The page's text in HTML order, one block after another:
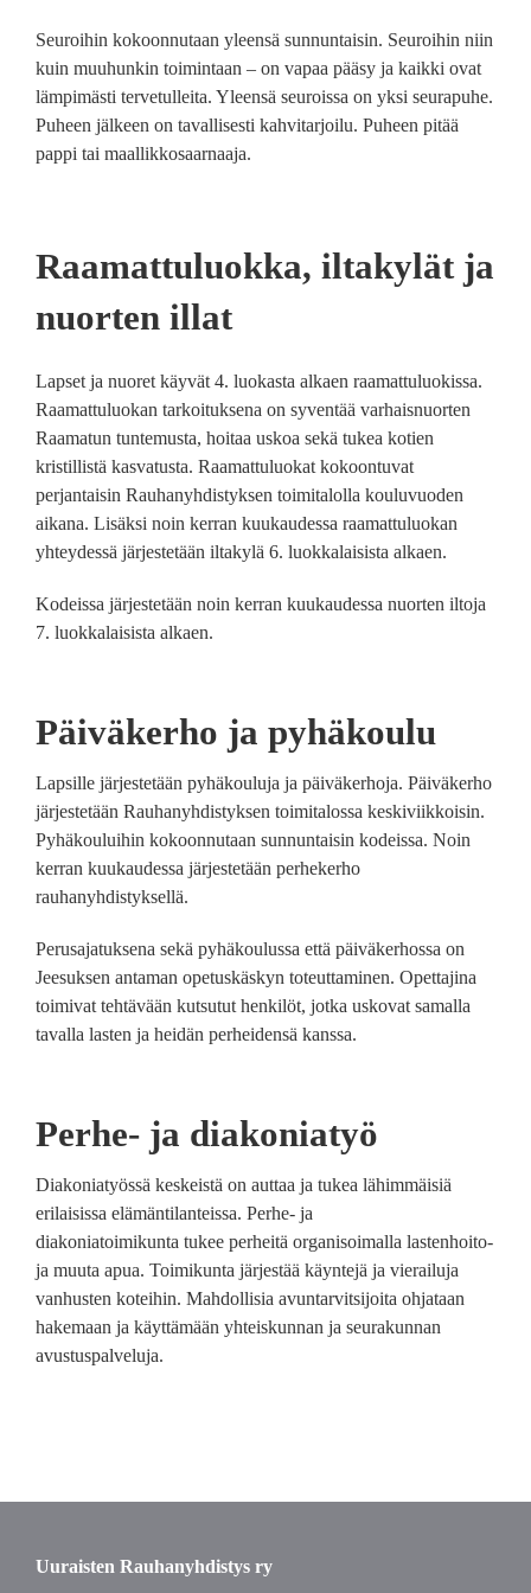
Seuroihin kokoonnutaan yleensä sunnuntaisin. Seuroihin niin
kuin muuhunkin toimintaan – on vapaa pääsy ja kaikki ovat
lämpimästi tervetulleita. Yleensä seuroissa on yksi seurapuhe.
Puheen jälkeen on tavallisesti kahvitarjoilu. Puheen pitää
pappi tai maallikkosaarnaaja.
Raamattuluokka, iltakylät ja
nuorten illat
Lapset ja nuoret käyvät 4. luokasta alkaen raamattuluokissa.
Raamattuluokan tarkoituksena on syventää varhaisnuorten
Raamatun tuntemusta, hoitaa uskoa sekä tukea kotien
kristillistä kasvatusta. Raamattuluokat kokoontuvat
perjantaisin Rauhanyhdistyksen toimitalolla kouluvuoden
aikana. Lisäksi noin kerran kuukaudessa raamattuluokan
yhteydessä järjestetään iltakylä 6. luokkalaisista alkaen.
Kodeissa järjestetään noin kerran kuukaudessa nuorten iltoja
7. luokkalaisista alkaen.
Päiväkerho ja pyhäkoulu
Lapsille järjestetään pyhäkouluja ja päiväkerhoja. Päiväkerho
järjestetään Rauhanyhdistyksen toimitalossa keskiviikkoisin.
Pyhäkouluihin kokoonnutaan sunnuntaisin kodeissa. Noin
kerran kuukaudessa järjestetään perhekerho
rauhanyhdistyksellä.
Perusajatuksena sekä pyhäkoulussa että päiväkerhossa on
Jeesuksen antaman opetuskäskyn toteuttaminen. Opettajina
toimivat tehtävään kutsutut henkilöt, jotka uskovat samalla
tavalla lasten ja heidän perheidensä kanssa.
Perhe- ja diakoniatyö
Diakoniatyössä keskeistä on auttaa ja tukea lähimmäisiä
erilaisissa elämäntilanteissa. Perhe- ja
diakoniatoimikunta tukee perheitä organisoimalla lastenhoito-
ja muuta apua. Toimikunta järjestää käyntejä ja vierailuja
vanhusten koteihin. Mahdollisia avuntarvitsijoita ohjataan
hakemaan ja käyttämään yhteiskunnan ja seurakunnan
avustuspalveluja.
Uuraisten Rauhanyhdistys ry